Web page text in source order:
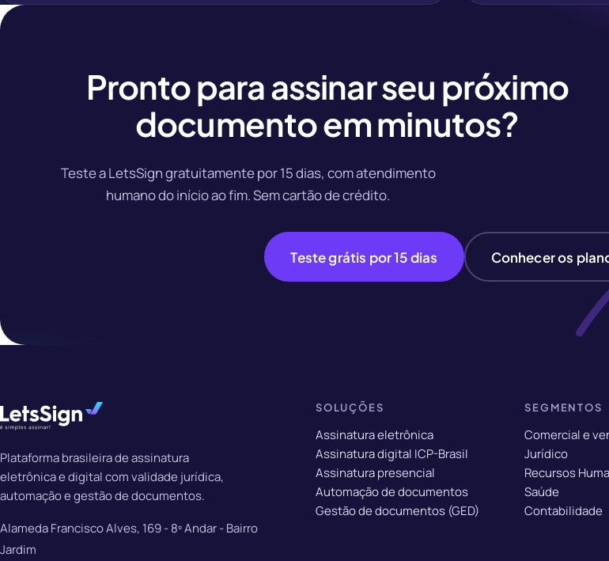
Pronto para assinar seu próximo
documento em minutos?
Teste a LetsSign gratuitamente por 15 dias, com atendimento
humano do início ao fim. Sem cartão de crédito.
Teste grátis por 15 dias Conhecer os
Plataforma brasileira de assinatura
eletrônica e digital com validade jurídica,
automação e gestão de documentos.
Alameda Francisco Alves, 169 - 8º Andar - Bairro
Jardim
SOLUÇÕES
Assinatura eletrônica
Assinatura digital ICP-Brasil
Assinatura presencial
Automação de documentos
Gestão de documentos (GED)
SEGMENTOS
Comercial e
Jurídico
Recursos
Saúde
Contabilidade